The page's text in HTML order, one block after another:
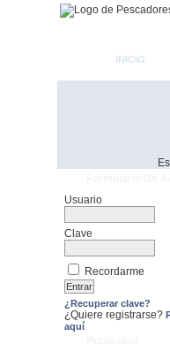
INICIO
Usuario
Clave
Recordarme
¿Recuperar clave?
¿Quiere registrarse?
aquí